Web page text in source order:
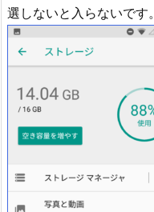
選しないと入らないです。